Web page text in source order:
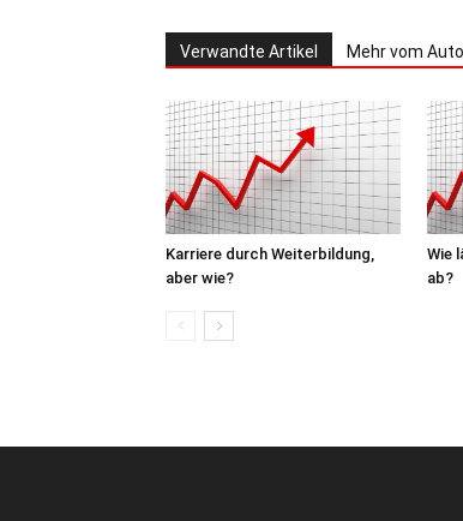
Verwandte Artikel Mehr vom
Karriere durch Weiterbildung,
aber wie?
Wie
ab?